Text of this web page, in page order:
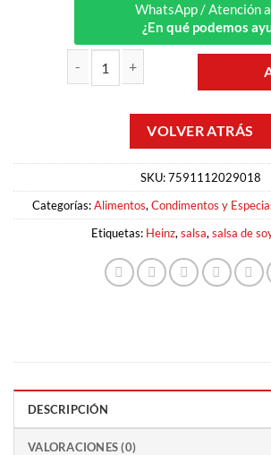
WhatsApp / Atención
¿En qué podemos
SALSA DE SOYA 150ML HEINZ cantidad
SKU:7591112029018
Categorías:Alimentos, Condimentos y
Etiquetas: Heinz, salsa, salsa de
DESCRIPCIÓN
VALORACIONES (0)